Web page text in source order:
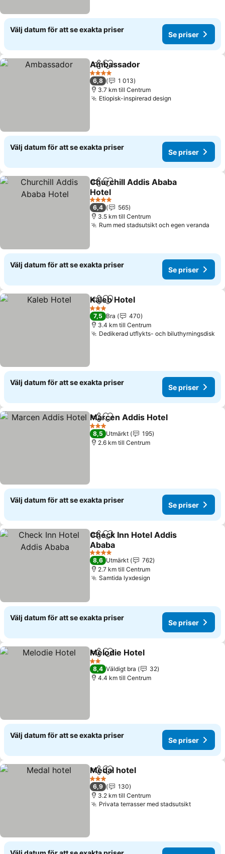
Välj datum för att se exakta priser
Se priser
Dela Lägg till i Mina Favoriter
Ambassador
4 Stjärnor
6,8
1 013
3.7 km till Centrum
Etiopisk-inspirerad design
Välj datum för att se exakta priser
Se priser
Dela Lägg till i Mina Favoriter
Churchill Addis Ababa
Hotel
4 Stjärnor
6,4
565
3.5 km till Centrum
Rum med stadsutsikt och egen veranda
Välj datum för att se exakta priser
Se priser
Dela Lägg till i Mina Favoriter
Kaleb Hotel
3 Stjärnor
7,5 Bra
470
3.4 km till Centrum
Dedikerad utflykts- och biluthyrningsdisk
Välj datum för att se exakta priser
Se priser
Dela Lägg till i Mina Favoriter
Marcen Addis Hotel
3 Stjärnor
8,5 Utmärkt
195
2.6 km till Centrum
Välj datum för att se exakta priser
Se priser
Dela Lägg till i Mina Favoriter
Check Inn Hotel Addis
Ababa
4 Stjärnor
8,6 Utmärkt
762
2.7 km till Centrum
Samtida lyxdesign
Välj datum för att se exakta priser
Se priser
Dela Lägg till i Mina Favoriter
Melodie Hotel
2 Stjärnor
8,4 Väldigt bra
32
4.4 km till Centrum
Välj datum för att se exakta priser
Se priser
Dela Lägg till i Mina Favoriter
Medal hotel
3 Stjärnor
6,9
130
3.2 km till Centrum
Privata terrasser med stadsutsikt